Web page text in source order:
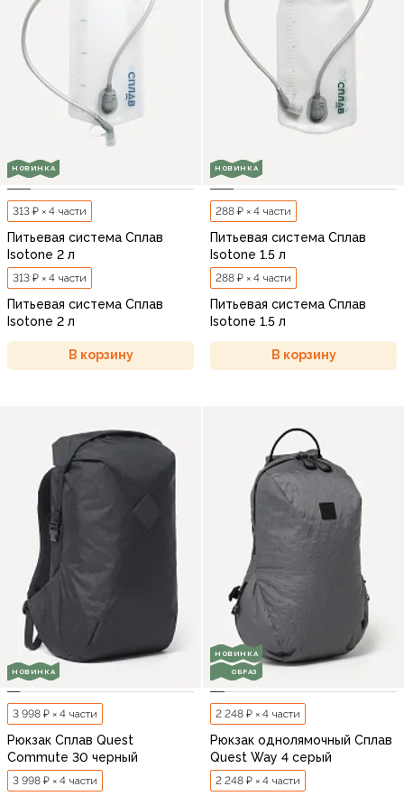
НОВИНКА
313 ₽ × 4 части
Питьевая система Сплав
Isotone 2 л
313 ₽ × 4 части
Питьевая система Сплав
Isotone 2 л
В корзину
НОВИНКА
288 ₽ × 4 части
Питьевая система Сплав
Isotone 1.5 л
288 ₽ × 4 части
Питьевая система Сплав
Isotone 1.5 л
В корзину
НОВИНКА
3 998 ₽ × 4 части
Рюкзак Сплав Quest
Commute 30 черный
3 998 ₽ × 4 части
НОВИНКА
ОБРАЗ
2 248 ₽ × 4 части
Рюкзак однолямочный Сплав
Quest Way 4 серый
2 248 ₽ × 4 части